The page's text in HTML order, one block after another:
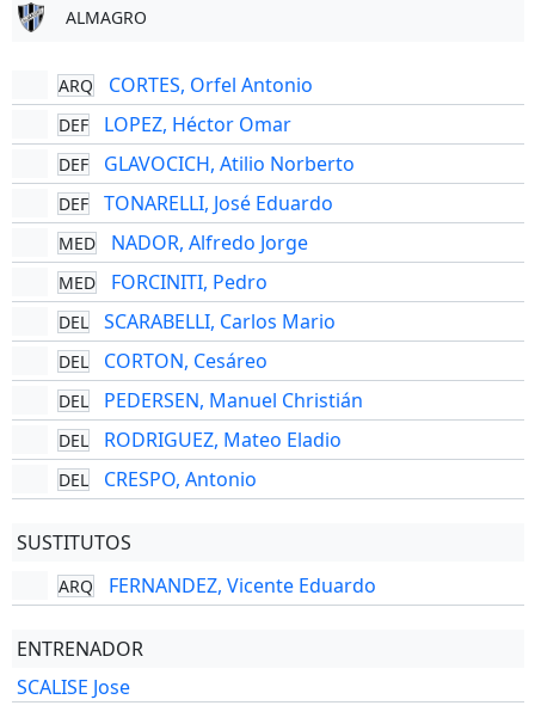
ALMAGRO
ARQ CORTES, Orfel Antonio
DEF LOPEZ, Héctor Omar
DEF GLAVOCICH, Atilio Norberto
DEF TONARELLI, José Eduardo
MED NADOR, Alfredo Jorge
MED FORCINITI, Pedro
DEL SCARABELLI, Carlos Mario
DEL CORTON, Cesáreo
DEL PEDERSEN, Manuel Christián
DEL RODRIGUEZ, Mateo Eladio
DEL CRESPO, Antonio
SUSTITUTOS
ARQ FERNANDEZ, Vicente Eduardo
ENTRENADOR
SCALISE Jose